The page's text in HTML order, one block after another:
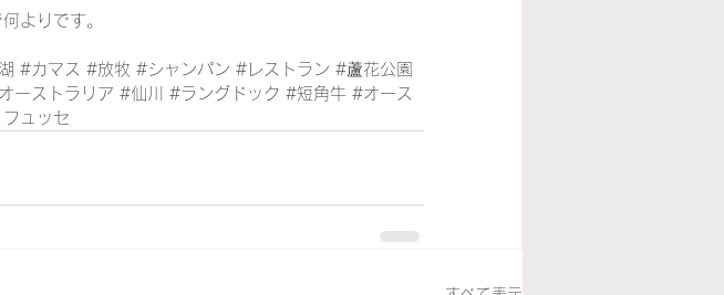
よりです。
#カマス #放牧 #シャンパン #レストラン #蘆花公園
ーストラリア #仙川 #ラングドック #短角牛 #オース
ュッセ